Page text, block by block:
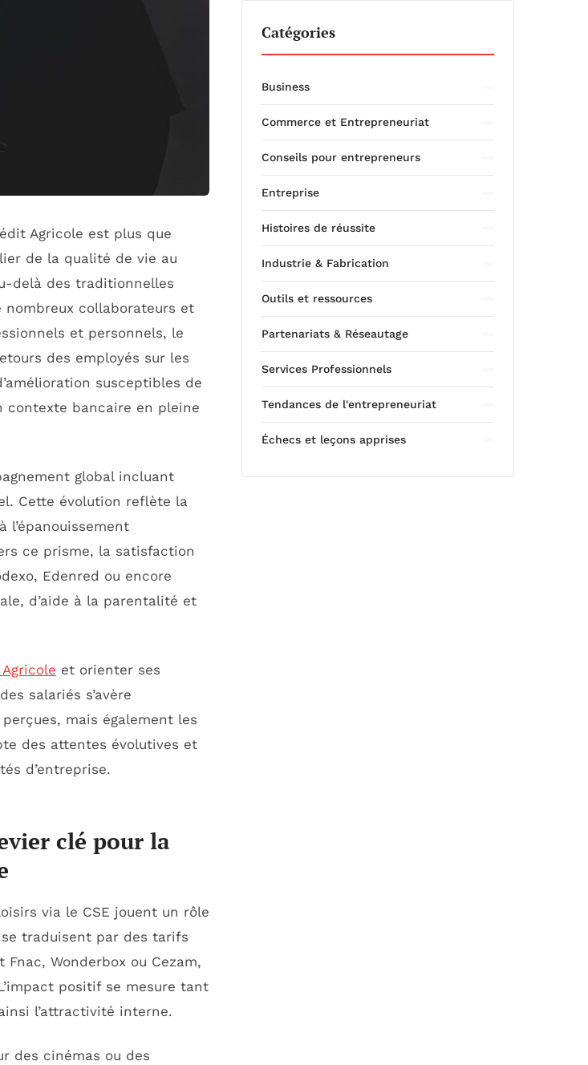
Agricole est plus que
de la qualité de vie au
delà des traditionnelles
collaborateurs et
et personnels, le
des employés sur les
susceptibles de
contexte bancaire en pleine
global incluant
Cette évolution reflète la
l’épanouissement
ce prisme, la satisfaction
Edenred ou encore
d’aide à la parentalité et
et orienter ses
salariés s’avère
mais également les
des attentes évolutives et
d’entreprise.
clé pour la
via le CSE jouent un rôle
traduisent par des tarifs
Wonderbox ou Cezam,
positif se mesure tant
l’attractivité interne.
des cinémas ou des
Catégories
Business
Commerce et Entrepreneuriat
Conseils pour entrepreneurs
Entreprise
Histoires de réussite
Industrie & Fabrication
Outils et ressources
Partenariats & Réseautage
Services Professionnels
Tendances de l'entrepreneuriat
Échecs et leçons apprises